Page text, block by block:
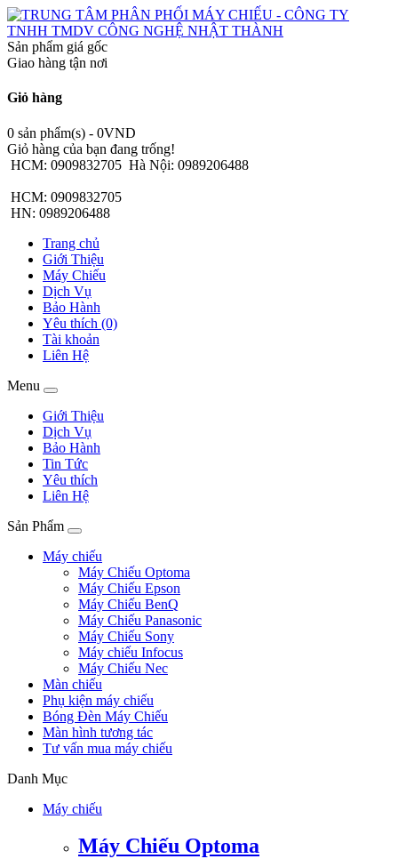
Sản phẩm giá gốc
Giao hàng tận nơi
Giỏ hàng
0 sản phẩm(s) - 0VND
Giỏ hàng của bạn đang trống!
HCM: 0909832705 Hà Nội: 0989206488
HCM: 0909832705
HN: 0989206488
Trang chủ
Giới Thiệu
Máy Chiếu
Dịch Vụ
Bảo Hành
Yêu thích (0)
Tài khoản
Liên Hệ
Menu
Giới Thiệu
Dịch Vụ
Bảo Hành
Tin Tức
Yêu thích
Liên Hệ
Sản Phẩm
Máy chiếu
Máy Chiếu Optoma
Máy Chiếu Epson
Máy Chiếu BenQ
Máy Chiếu Panasonic
Máy Chiếu Sony
Máy chiếu Infocus
Máy Chiếu Nec
Màn chiếu
Phụ kiện máy chiếu
Bóng Đèn Máy Chiếu
Màn hình tương tác
Tư vấn mua máy chiếu
Danh Mục
Máy chiếu
Máy Chiếu Optoma